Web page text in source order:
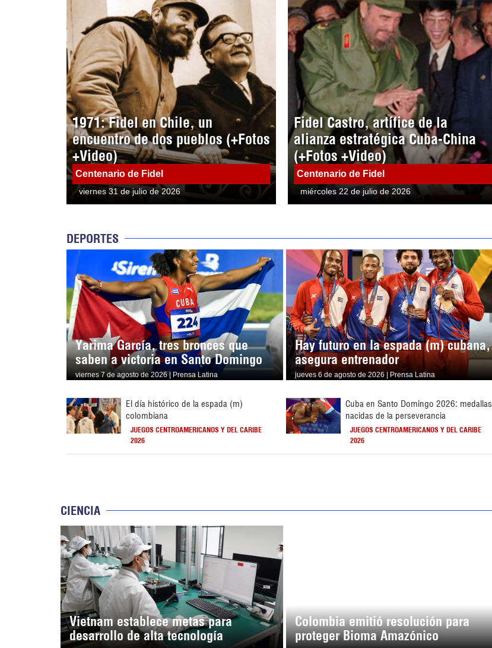
1971: Fidel en Chile, un
encuentro de dos pueblos (+Fotos
+Video)
Centenario de Fidel
viernes 31 de julio de 2026
Fidel Castro, artífice de la
alianza estratégica Cuba-China
(+Fotos +Video)
Centenario de Fidel
miércoles 22 de julio de 2026
DEPORTES
Yarima García, tres bronces que
saben a victoria en Santo Domingo
viernes 7 de agosto de 2026 | Prensa Latina
Hay futuro en la espada (m) cubana,
asegura entrenador
jueves 6 de agosto de 2026 | Prensa Latina
El día histórico de la espada (m)
colombiana
JUEGOS CENTROAMERICANOS Y DEL CARIBE
2026
Cuba en Santo Domingo 2026: medallas
nacidas de la perseverancia
JUEGOS CENTROAMERICANOS Y DEL CARIBE
2026
CIENCIA
Vietnam establece metas para
desarrollo de alta tecnología
Colombia emitió resolución para
proteger Bioma Amazónico